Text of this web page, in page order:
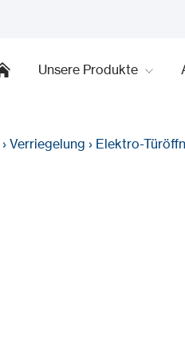
Unsere Produkte
› Verriegelung › Elektro-